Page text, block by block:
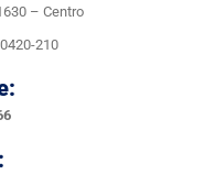
– Centro
210